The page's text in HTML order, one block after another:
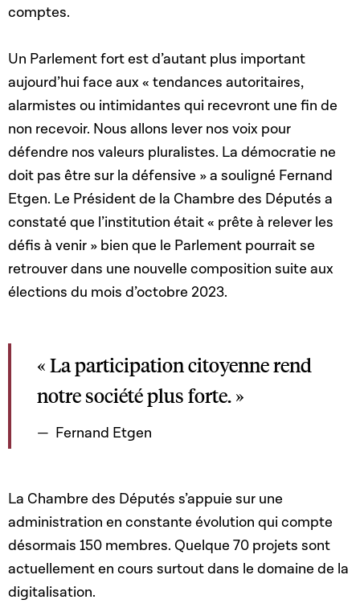
comptes.
Un Parlement fort est d’autant plus important
aujourd’hui face aux « tendances autoritaires,
alarmistes ou intimidantes qui recevront une fin de
non recevoir. Nous allons lever nos voix pour
défendre nos valeurs pluralistes. La démocratie ne
doit pas être sur la défensive » a souligné Fernand
Etgen. Le Président de la Chambre des Députés a
constaté que l’institution était « prête à relever les
défis à venir » bien que le Parlement pourrait se
retrouver dans une nouvelle composition suite aux
élections du mois d’octobre 2023.
« La participation citoyenne rend
notre société plus forte. »
Fernand Etgen
La Chambre des Députés s’appuie sur une
administration en constante évolution qui compte
désormais 150 membres. Quelque 70 projets sont
actuellement en cours surtout dans le domaine de la
digitalisation.